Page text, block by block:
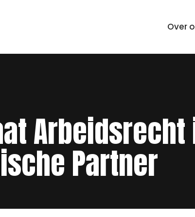
Over
Arbeidsrecht
Partner